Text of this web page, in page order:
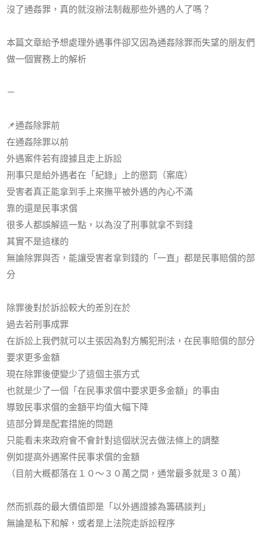
沒了通姦罪，真的就沒辦法制裁那些外遇的人了嗎？
本篇文章給予想處理外遇事件卻又因為通姦除罪而失望的朋友們
做一個實務上的解析
－
📌通姦除罪前
在通姦除罪以前
外遇案件若有證據且走上訴訟
刑事只是給外遇者在「紀錄」上的懲罰（案底）
受害者真正能拿到手上來撫平被外遇的內心不滿
靠的還是民事求償
很多人都誤解這一點，以為沒了刑事就拿不到錢
其實不是這樣的
無論除罪與否，能讓受害者拿到錢的「一直」都是民事賠償的部
分
除罪後對於訴訟較大的差別在於
過去若刑事成罪
在訴訟上我們就可以主張因為對方觸犯刑法，在民事賠償的部分
要求更多金額
現在除罪後便變少了這個主張方式
也就是少了一個「在民事求償中要求更多金額」的事由
導致民事求償的金額平均值大幅下降
這部分算是配套措施的問題
只能看未來政府會不會針對這個狀況去做法條上的調整
例如提高外遇案件民事求償的金額
（目前大概都落在１０～３０萬之間，通常最多就是３０萬）
然而抓姦的最大價值即是「以外遇證據為籌碼談判」
無論是私下和解，或者是上法院走訴訟程序